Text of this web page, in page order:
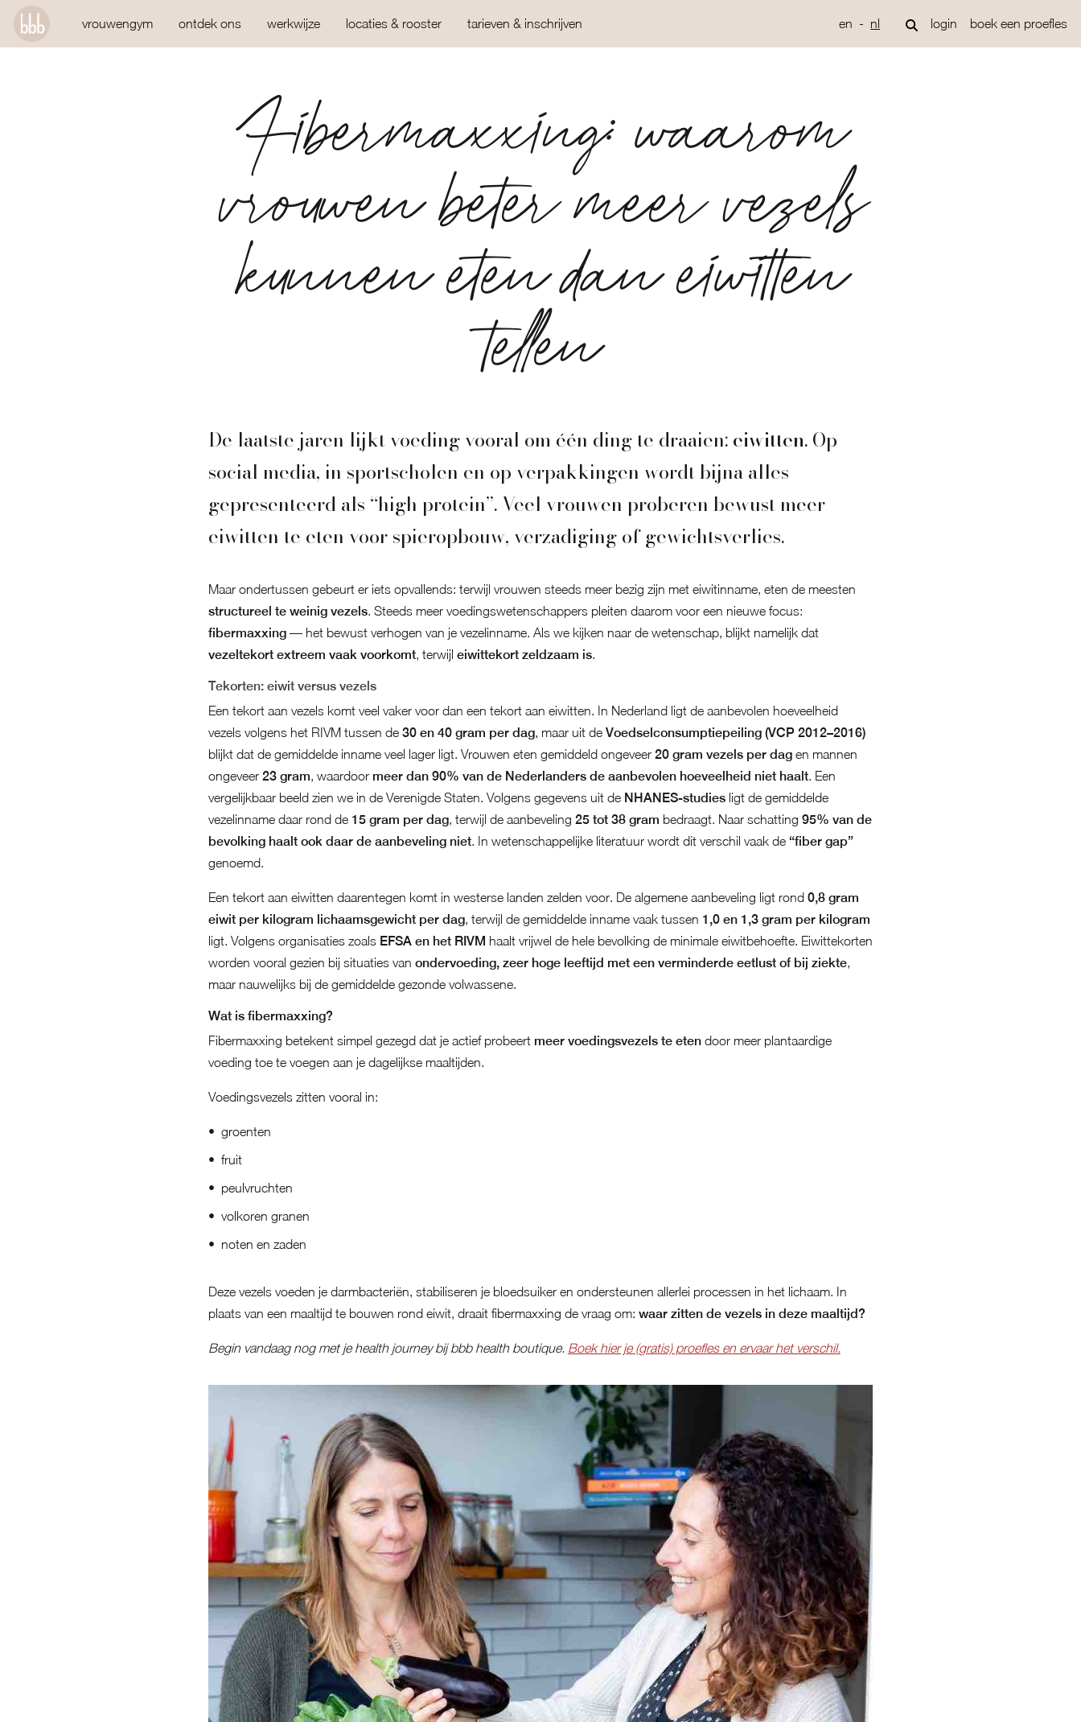
vrouwengym ontdek ons werkwijze locaties & rooster tarieven & inschrijven en nl login boek een proefles
Fibermaxxing: waarom
vrouwen beter meer vezels
kunnen eten dan eiwitten
tellen
De laatste jaren lijkt voeding vooral om één ding te draaien:eiwitten. Op
social media, in sportscholen en op verpakkingen wordt bijna alles
gepresenteerd als “high protein”. Veel vrouwen proberen bewust meer
eiwitten te eten voor spieropbouw, verzadiging of gewichtsverlies.
Maar ondertussen gebeurt er iets opvallends: terwijl vrouwen steeds meer bezig zijn met eiwitinname, eten de meesten
structureel te weinig vezels. Steeds meer voedingswetenschappers pleiten daarom voor een nieuwe focus:
fibermaxxing— het bewust verhogen van je vezelinname. Als we kijken naar de wetenschap, blijkt namelijk dat
vezeltekort extreem vaak voorkomt, terwijl eiwittekort zeldzaam is.
Tekorten: eiwit versus vezels
Een tekort aan vezels komt veel vaker voor dan een tekort aan eiwitten. In Nederland ligt de aanbevolen hoeveelheid
vezels volgens het RIVM tussen de 30 en 40 gram per dag, maar uit de Voedselconsumptiepeiling (VCP 2012–2016)
blijkt dat de gemiddelde inname veel lager ligt. Vrouwen eten gemiddeld ongeveer 20 gram vezels per dagen mannen
ongeveer 23 gram, waardoor meer dan 90% van de Nederlanders de aanbevolen hoeveelheid niet haalt. Een
vergelijkbaar beeld zien we in de Verenigde Staten. Volgens gegevens uit de NHANES-studiesligt de gemiddelde
vezelinname daar rond de 15 gram per dag, terwijl de aanbeveling 25 tot 38 gram bedraagt. Naar schatting 95% van de
bevolking haalt ook daar de aanbeveling niet. In wetenschappelijke literatuur wordt dit verschil vaak de “fiber gap”
genoemd.
Een tekort aan eiwitten daarentegen komt in westerse landen zelden voor. De algemene aanbeveling ligt rond 0,8 gram
eiwit per kilogram lichaamsgewicht per dag, terwijl de gemiddelde inname vaak tussen 1,0 en 1,3 gram per kilogram
ligt. Volgens organisaties zoals EFSA en het RIVM haalt vrijwel de hele bevolking de minimale eiwitbehoefte. Eiwittekorten
worden vooral gezien bij situaties van ondervoeding, zeer hoge leeftijd met een verminderde eetlust of bij ziekte,
maar nauwelijks bij de gemiddelde gezonde volwassene.
Wat is fibermaxxing?
Fibermaxxing betekent simpel gezegd dat je actief probeert meer voedingsvezels te etendoor meer plantaardige
voeding toe te voegen aan je dagelijkse maaltijden.
Voedingsvezels zitten vooral in:
groenten
fruit
peulvruchten
volkoren granen
noten en zaden
Deze vezels voeden je darmbacteriën, stabiliseren je bloedsuiker en ondersteunen allerlei processen in het lichaam. In
plaats van een maaltijd te bouwen rond eiwit, draait fibermaxxing de vraag om: waar zitten de vezels in deze maaltijd?
Begin vandaag nog met je health journey bij bbb health boutique. Boek hier je (gratis) proefles en ervaar het verschil.